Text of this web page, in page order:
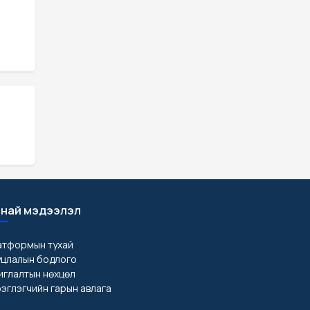
мэдээлэл
тухай
бодлого
нөхцөл
гарын авлага